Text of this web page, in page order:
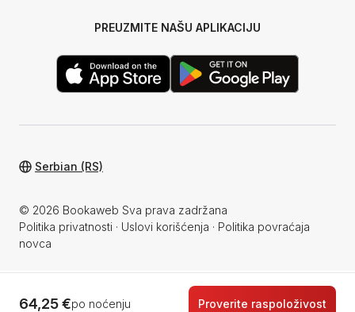
64,25 €po noćenju Proverite raspoloživost
PREUZMITE NAŠU APLIKACIJU
© 2026 Bookaweb Sva prava zadržana
Politika privatnosti · Uslovi korišćenja · Politika povraćaja
novca
Serbian (RS)